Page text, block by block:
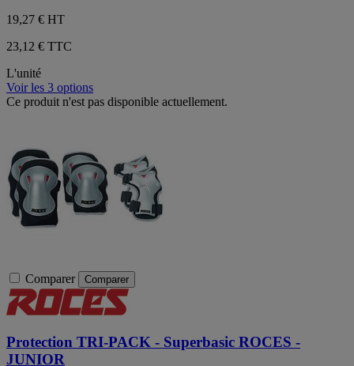
19,27 € HT
23,12 € TTC
L'unité
Voir les 3 options
Ce produit n'est pas disponible actuellement.
Comparer Comparer
Protection TRI-PACK - Superbasic ROCES -
JUNIOR